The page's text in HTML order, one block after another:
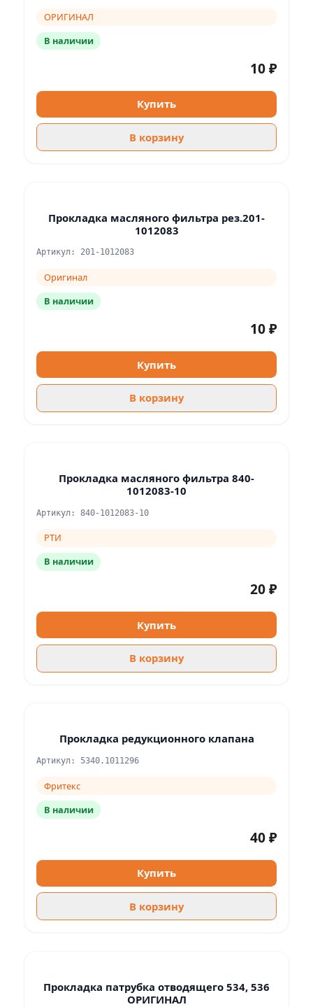
ОРИГИНАЛ
В наличии
10 ₽
Купить
В корзину
Прокладка масляного фильтра рез.201-
1012083
Артикул: 201-1012083
Оригинал
В наличии
10 ₽
Купить
В корзину
Прокладка масляного фильтра 840-
1012083-10
Артикул: 840-1012083-10
РТИ
В наличии
20 ₽
Купить
В корзину
Прокладка редукционного клапана
Артикул: 5340.1011296
Фритекс
В наличии
40 ₽
Купить
В корзину
Прокладка патрубка отводящего 534, 536
ОРИГИНАЛ